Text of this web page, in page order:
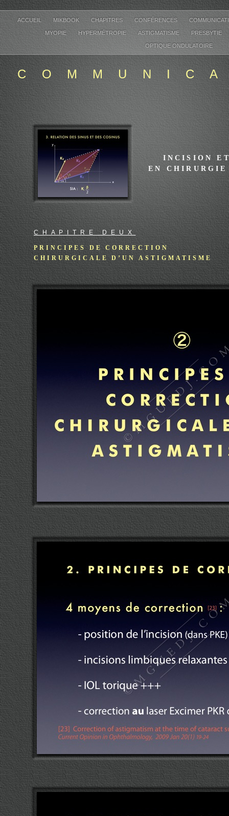
ACCUEIL MIKBOOK CHAPITRES CONFÉRENCES
MYOPIE HYPERMÉTROPIE ASTIGMATISME PRESBYTIE
OPTIQUE ONDULATOIRE
MIKAEL GUEDJ
INCISION
EN
CHAPITRE DEUX
PRINCIPES DE CORRECTION
CHIRURGICALE D’UN ASTIGMATISME